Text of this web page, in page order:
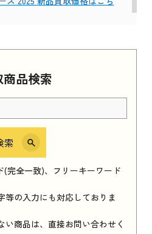
商品検索
索
(完全一致)、フリーキーワード
等の入力にも対応しておりま
い商品は、直接お問い合わせく
11 2025 新品買取価格はこ
ーズ 2025
ーズ 2025 新品買取価格はこち
年春モデル